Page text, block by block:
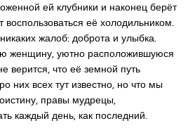
ей клубники и наконец берёт
воспользоваться её холодильником.
жалоб: доброта и улыбка.
женщину, уютно расположившуюся
верится, что её земной путь
них всех тут известно, но что мы
правы мудрецы,
каждый день, как последний.